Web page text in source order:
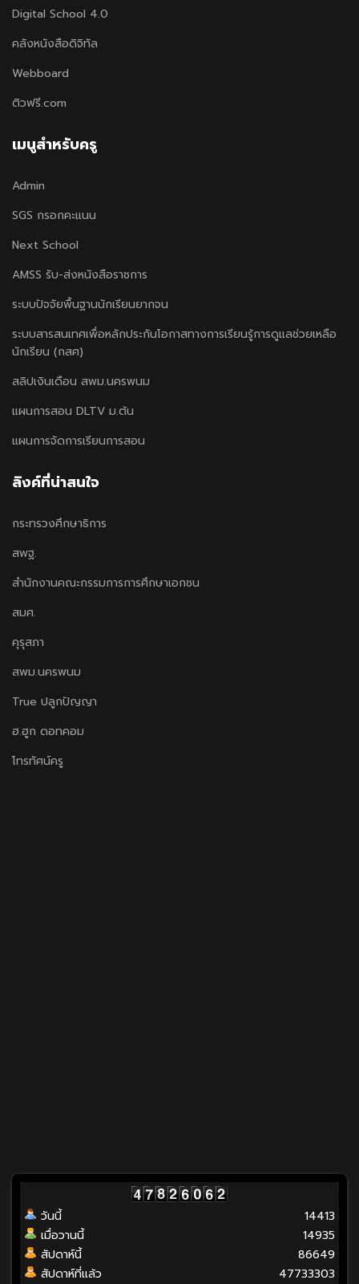
Digital School 4.0
คลังหนังสือดิจิทัล
Webboard
ติวฟรี.com
เมนูสำหรับครู
Admin
SGS กรอกคะแนน
Next School
AMSS รับ-ส่งหนังสือราชการ
ระบบปัจจัยพื้นฐานนักเรียนยากจน
ระบบสารสนเทศเพื่อหลักประกันโอกาสทางการเรียนรู้การดูแลช่วยเหลือ
นักเรียน (กสศ)
สลิปเงินเดือน สพม.นครพนม
แผนการสอน DLTV ม.ต้น
แผนการจัดการเรียนการสอน
ลิงค์ที่น่าสนใจ
กระทรวงศึกษาธิการ
สพฐ.
สำนักงานคณะกรรมการการศึกษาเอกชน
สมศ.
คุรุสภา
สพม.นครพนม
True ปลูกปัญญา
ฮ.ฮูก ดอทคอม
โทรทัศน์ครู
วันนี้
เมื่อวานนี้
สัปดาห์นี้
สัปดาห์ที่แล้ว
14413
14935
86649
47733303